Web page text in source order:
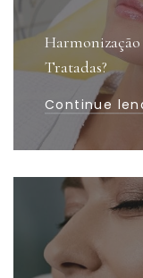
Harmonização
Tratadas?
Continue